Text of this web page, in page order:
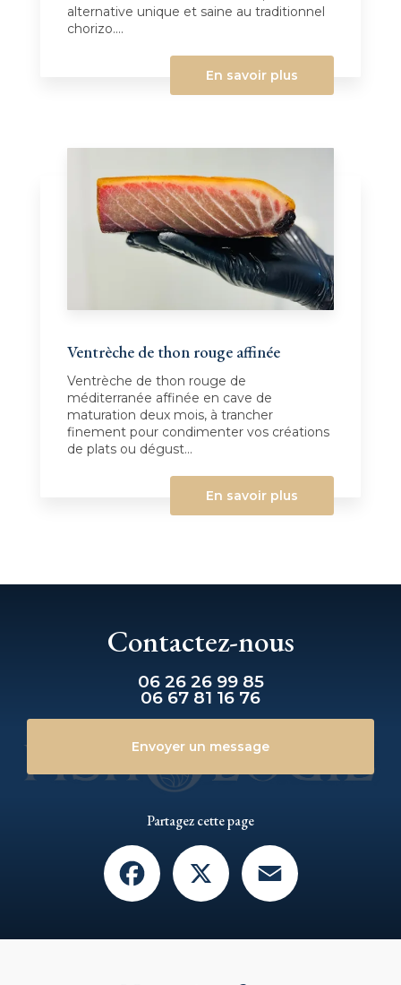
alternative unique et saine au traditionnel
chorizo....
En savoir plus
Ventrèche de thon rouge affinée
Ventrèche de thon rouge de
méditerranée affinée en cave de
maturation deux mois, à trancher
finement pour condimenter vos créations
de plats ou dégust...
En savoir plus
Contactez-nous
06 26 26 99 85
06 67 81 16 76
Envoyer un message
Partagez cette page
Facebook